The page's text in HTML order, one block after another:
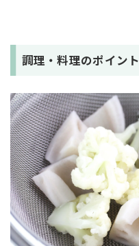
調理・料理のポイント